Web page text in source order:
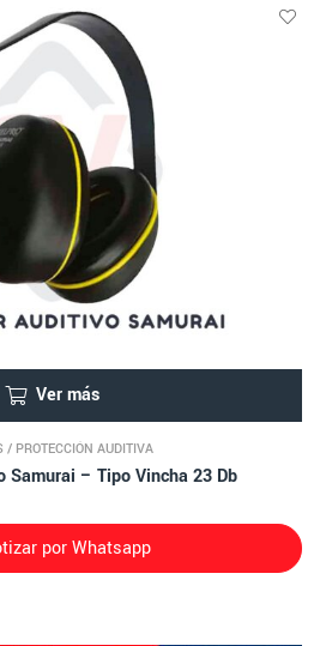
Ver más
/ PROTECCIÓN AUDITIVA
Samurai – Tipo Vincha 23 Db
por Whatsapp